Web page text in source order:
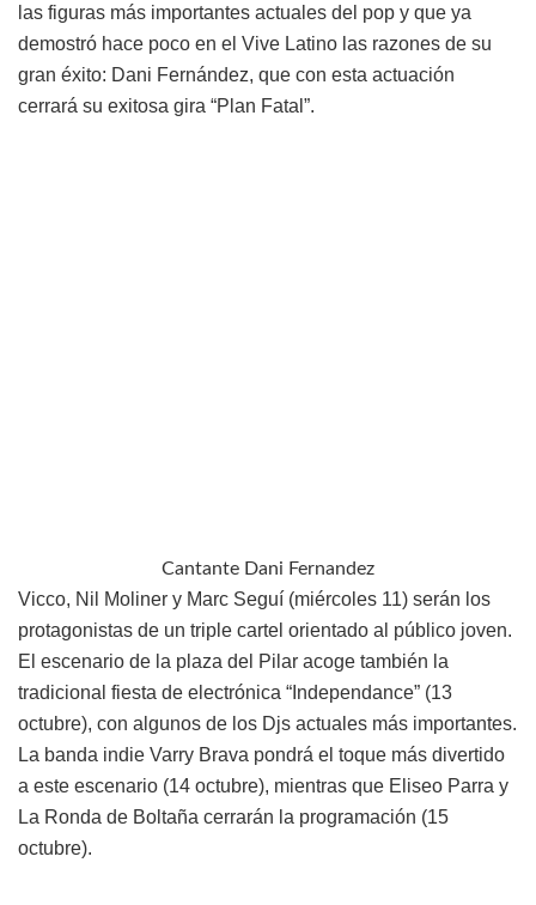
las figuras más importantes actuales del pop y que ya
demostró hace poco en el Vive Latino las razones de su
gran éxito: Dani Fernández, que con esta actuación
cerrará su exitosa gira “Plan Fatal”.
Cantante Dani Fernandez
Vicco, Nil Moliner y Marc Seguí (miércoles 11) serán los
protagonistas de un triple cartel orientado al público joven.
El escenario de la plaza del Pilar acoge también la
tradicional fiesta de electrónica “Independance” (13
octubre), con algunos de los Djs actuales más importantes.
La banda indie Varry Brava pondrá el toque más divertido
a este escenario (14 octubre), mientras que Eliseo Parra y
La Ronda de Boltaña cerrarán la programación (15
octubre).